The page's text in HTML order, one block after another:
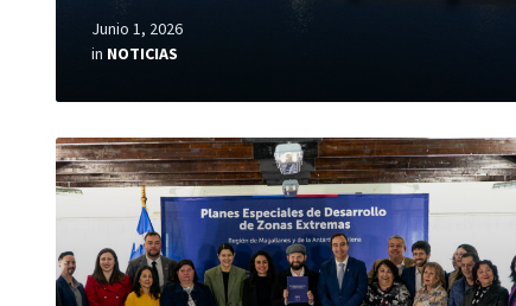
Junio 1, 2026
in NOTICIAS
Read
More